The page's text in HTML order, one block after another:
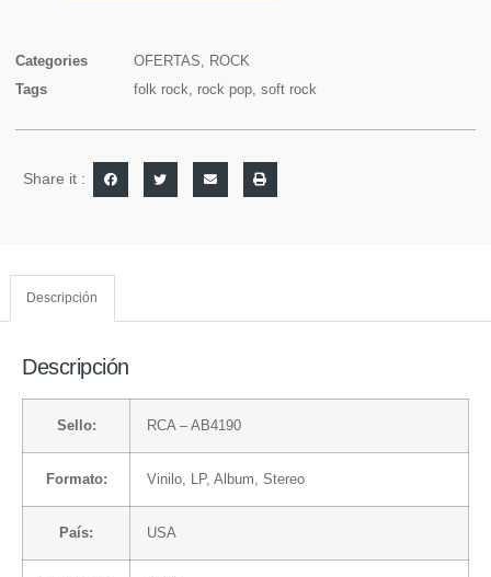
Categories OFERTAS, ROCK
Tags
folk rock, rock pop, soft rock
Share it :
Descripción
Descripción
Sello: RCA – AB4190
Formato: Vinilo , LP, Album, Stereo
País: USA